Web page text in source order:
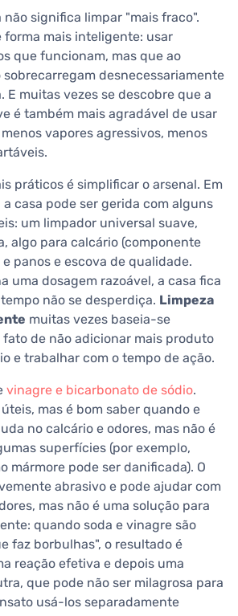
não significa limpar "mais fraco".
forma mais inteligente: usar
que funcionam, mas que ao
sobrecarregam desnecessariamente
E muitas vezes se descobre que a
é também mais agradável de usar
vapores agressivos, menos
práticos é simplificar o arsenal. Em
casa pode ser gerida com alguns
um limpador universal suave,
algo para calcário (componente
panos e escova de qualidade.
uma dosagem razoável, a casa fica
não se desperdiça. Limpeza
muitas vezes baseia-se
de não adicionar mais produto
e trabalhar com o tempo de ação.
vinagre e bicarbonato de sódio.
mas é bom saber quando e
no calcário e odores, mas não é
superfícies (por exemplo,
mármore pode ser danificada). O
abrasivo e pode ajudar com
mas não é uma solução para
quando soda e vinagre são
faz borbulhas", o resultado é
reação efetiva e depois uma
que pode não ser milagrosa para
usá-los separadamente